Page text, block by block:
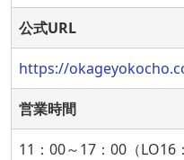
公式URL
https://
営業時間
11：00～17：00（LO16